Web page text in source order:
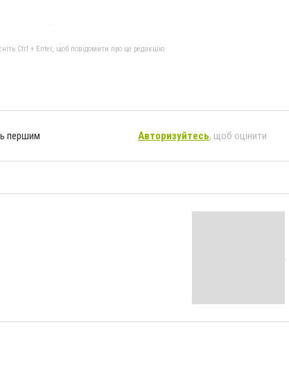
Ctrl + Enter, щоб повідомити про це редакцію
першим Авторизуйтесь, щоб оцінити